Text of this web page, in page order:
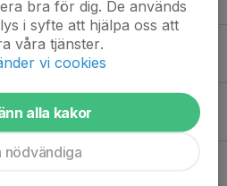
for Exiles P18
for Exiles P18
bra för dig. De används
i syfte att hjälpa oss att
våra tjänster.
vi cookies
alla kakor
nödvändiga